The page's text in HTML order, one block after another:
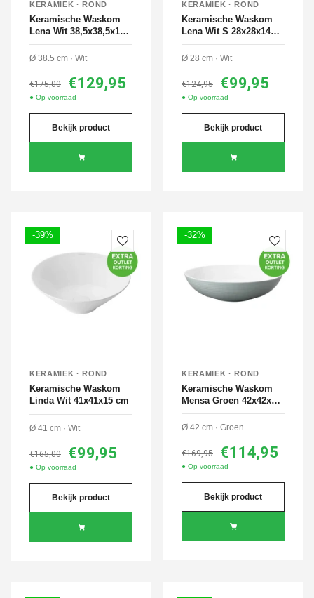
KERAMIEK · ROND
Keramische Waskom
Lena Wit 38,5x38,5x14
cm
Ø 38.5 cm · Wit
€175,00 €129,95
● Op voorraad
Bekijk product
KERAMIEK · ROND
Keramische Waskom
Lena Wit S 28x28x14
cm
Ø 28 cm · Wit
€124,95 €99,95
● Op voorraad
Bekijk product
-39%
KERAMIEK · ROND
Keramische Waskom
Linda Wit 41x41x15 cm
Ø 41 cm · Wit
€165,00 €99,95
● Op voorraad
Bekijk product
-32%
KERAMIEK · ROND
Keramische Waskom
Mensa Groen 42x42x11
cm
Ø 42 cm · Groen
€169,95 €114,95
● Op voorraad
Bekijk product